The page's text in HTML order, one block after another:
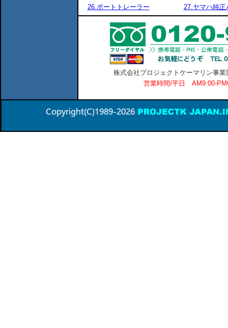
26.ボートトレーラー
27.ヤマハ純正
株式会社プロジェクトケーマリン事
営業時間/平日 AM9:00-